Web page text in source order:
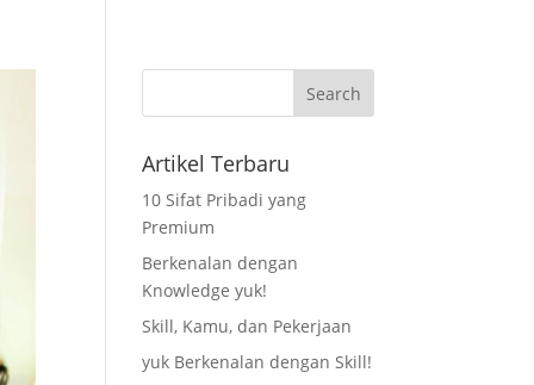
Artikel Terbaru
10 Sifat Pribadi yang
Premium
Berkenalan dengan
Knowledge yuk!
Skill, Kamu, dan Pekerjaan
yuk Berkenalan dengan Skill!